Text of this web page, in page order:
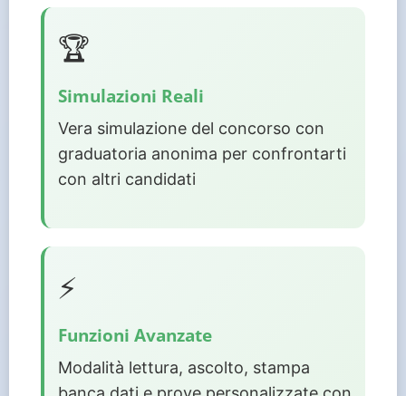
🏆
Simulazioni Reali
Vera simulazione del concorso con
graduatoria anonima per confrontarti
con altri candidati
⚡
Funzioni Avanzate
Modalità lettura, ascolto, stampa